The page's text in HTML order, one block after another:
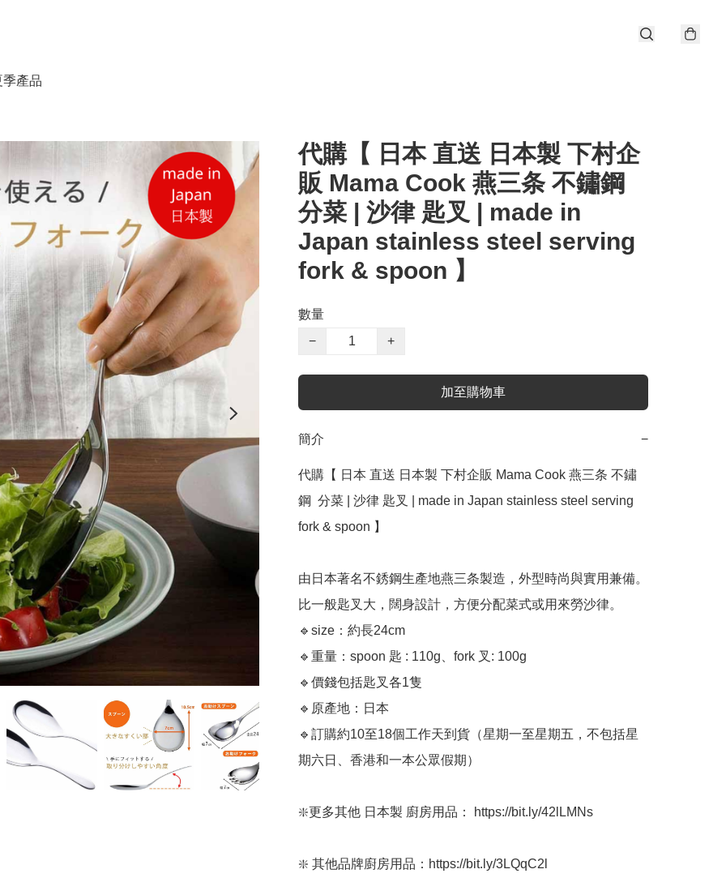
產品
代購【 日本 直送 日本製 下村企
販 Mama Cook 燕三条 不鏽鋼
分菜 | 沙律 匙叉 | made in
Japan stainless steel serving
fork & spoon 】
數量
−
+
加至購物車
簡介 −
代購【 日本 直送 日本製 下村企販 Mama Cook 燕三条 不鏽
鋼  分菜 | 沙律 匙叉 | made in Japan stainless steel serving
fork & spoon 】﻿
由日本著名不銹鋼生產地燕三条製造，外型時尚與實用兼備。
比一般匙叉大，闊身設計，方便分配菜式或用來勞沙律。
🔹size：約長24cm
🔹重量：spoon 匙 : 110g、fork 叉: 100g
🔹價錢包括匙叉各1隻
🔹原產地：日本
🔹訂購約10至18個工作天到貨（星期一至星期五，不包括星
期六日、香港和一本公眾假期）
❇️更多其他 日本製 廚房用品： https://bit.ly/42lLMNs
❇️ 其他品牌廚房用品：https://bit.ly/3LQqC2l